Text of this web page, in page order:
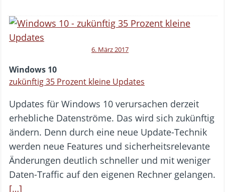
6. März 2017
Windows 10
zukünftig 35 Prozent kleine Updates
Updates für Windows 10 verursachen derzeit
erhebliche Datenströme. Das wird sich zukünftig
ändern. Denn durch eine neue Update-Technik
werden neue Features und sicherheitsrelevante
Änderungen deutlich schneller und mit weniger
Daten-Traffic auf den eigenen Rechner gelangen.
[…]